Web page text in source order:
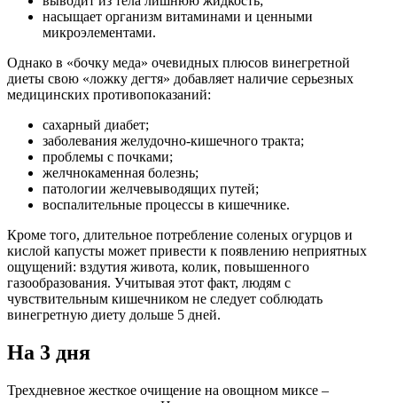
насыщает организм витаминами и ценными
микроэлементами.
Однако в «бочку меда» очевидных плюсов винегретной
диеты свою «ложку дегтя» добавляет наличие серьезных
медицинских противопоказаний:
сахарный диабет;
заболевания желудочно-кишечного тракта;
проблемы с почками;
желчнокаменная болезнь;
патологии желчевыводящих путей;
воспалительные процессы в кишечнике.
Кроме того, длительное потребление соленых огурцов и
кислой капусты может привести к появлению неприятных
ощущений: вздутия живота, колик, повышенного
газообразования. Учитывая этот факт, людям с
чувствительным кишечником не следует соблюдать
винегретную диету дольше 5 дней.
На 3 дня
Трехдневное жесткое очищение на овощном миксе –